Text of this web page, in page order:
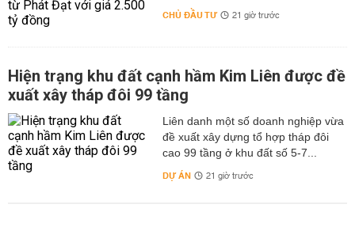
CHỦ ĐẦU TƯ 21 giờ trước
Hiện trạng khu đất cạnh hầm Kim Liên được đề
xuất xây tháp đôi 99 tầng
Liên danh một số doanh nghiệp vừa
đề xuất xây dựng tổ hợp tháp đôi
cao 99 tầng ở khu đất số 5-7...
DỰ ÁN 21 giờ trước